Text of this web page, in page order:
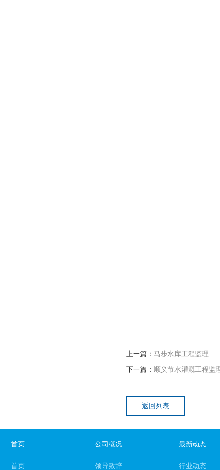
上一篇： 马步水库工程监理
下一篇： 顺义节水灌溉工程监
返回列表
首页
首页
公司概况
领导致辞
最新动态
行业动态